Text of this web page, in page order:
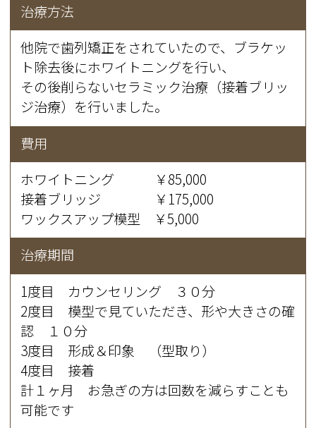
治療方法
他院で歯列矯正をされていたので、ブラケッ
ト除去後にホワイトニングを行い、
その後削らないセラミック治療（接着ブリッ
ジ治療）を行いました。
費用
ホワイトニング ￥85,000
接着ブリッジ ￥175,000
ワックスアップ模型 ￥5,000
治療期間
1度目 カウンセリング ３０分
2度目 模型で見ていただき、形や大きさの確
認 １０分
3度目 形成＆印象 （型取り）
4度目 接着
計１ヶ月 お急ぎの方は回数を減らすことも
可能です